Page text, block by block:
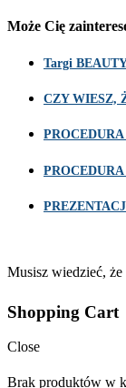
Może Cię
Targi
CZY WIESZ,
Musisz wiedzieć,
Shopping Cart
Close
Brak produktów w